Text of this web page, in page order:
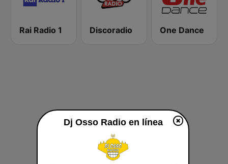
Rai Radio 1 Discoradio One Dance
Dj Osso Radio en línea